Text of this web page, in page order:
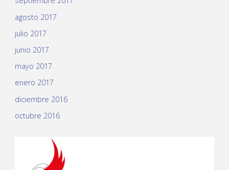
agosto 2017
julio 2017
junio 2017
mayo 2017
enero 2017
diciembre 2016
octubre 2016